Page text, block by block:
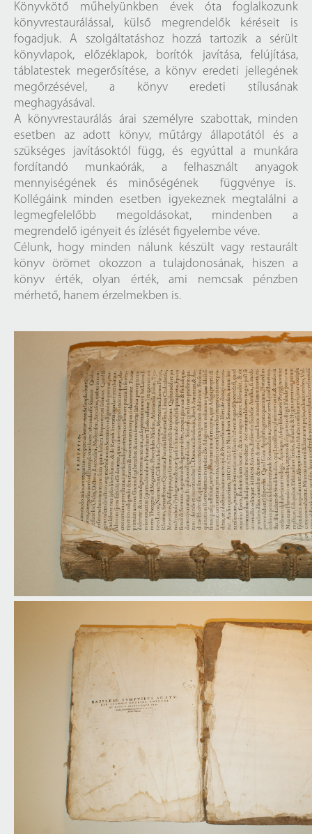
Könyvkötő műhelyünkben évek óta foglalkozunk
könyvrestaurálással, külső megrendelők kéréseit is
fogadjuk. A szolgáltatáshoz hozzá tartozik a sérült
könyvlapok, előzéklapok, borítók javítása, felújítása,
táblatestek megerősítése, a könyv eredeti jellegének
megőrzésével, a könyv eredeti stílusának
meghagyásával.
A könyvrestaurálás árai személyre szabottak, minden
esetben az adott könyv, műtárgy állapotától és a
szükséges javításoktól függ, és egyúttal a munkára
fordítandó munkaórák, a felhasznált anyagok
mennyiségének és minőségének függvénye is.
Kollégáink minden esetben igyekeznek megtalálni a
legmegfelelőbb megoldásokat, mindenben a
megrendelő igényeit és ízlését figyelembe véve.
Célunk, hogy minden nálunk készült vagy restaurált
könyv örömet okozzon a tulajdonosának, hiszen a
könyv érték, olyan érték, ami nemcsak pénzben
mérhető, hanem érzelmekben is.